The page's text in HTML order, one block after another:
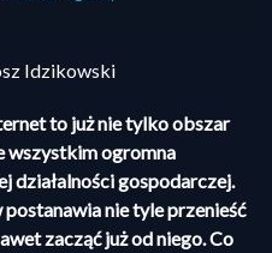
Idzikowski
to już nie tylko obszar
wszystkim ogromna
działalności gospodarczej.
nie tyle przenieść
zacząć już od niego. Co